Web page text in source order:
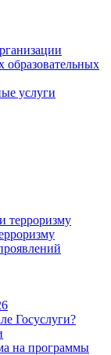
образовательных
услуги
терроризму
Госуслуги?
на программы